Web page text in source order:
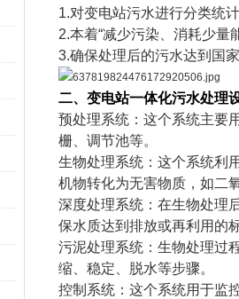
1.对变电站污水进行分类统
2.本着“减少污染、消耗少量
3.确保处理后的污水达到国
二、变电站一体化污水处理
预处理系统：这个系统主要
栅、调节池等。
生物处理系统：这个系统利
机物转化为无害物质，如二
深度处理系统：在生物处理
保水质达到排放或再利用的标
污泥处理系统：生物处理过
缩、稳定、脱水等步骤。
控制系统：这个系统用于监